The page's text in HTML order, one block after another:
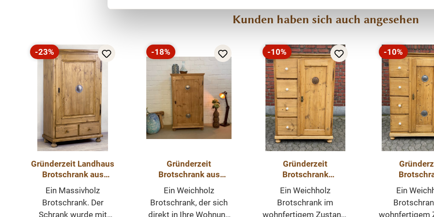
und direkt nach Hause liefern lassen.
wohnpalast.de bestellen und direkt nach Hause
liefern lassen.
Kunden haben sich auch angesehen
Rabatt
-23%
Gründerzeit Landhaus
Brotschrank aus
Weichholz
Ein Massivholz
Brotschrank. Der
Schrank wurde mit
Rabatt
-18%
Gründerzeit
Brotschrank aus
Weichholz
Ein Weichholz
Brotschrank, der sich
direkt in Ihre Wohnung
Rabatt
-10%
Gründerzeit
Brotschrank
Weichholz
Landhausmöbel
Schrank
Ein Weichholz
Brotschrank im
wohnfertigem Zustand.
Rabatt
-10%
Ein
wohnfertigem